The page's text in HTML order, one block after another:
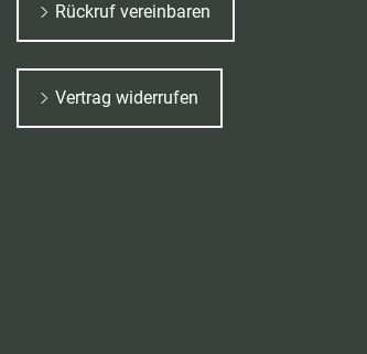
Rückruf vereinbaren
Vertrag widerrufen